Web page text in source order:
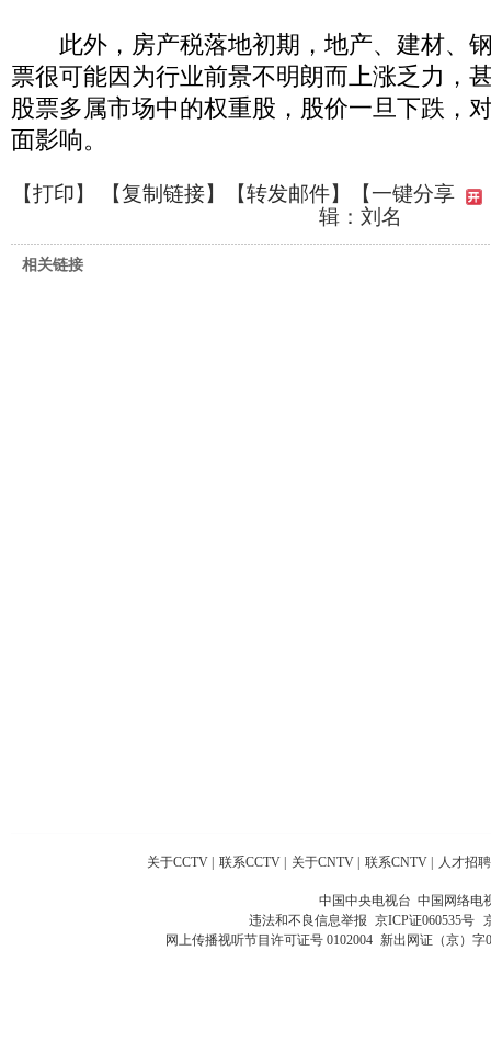
此外，房产税落地初期，地产、建材、
票很可能因为行业前景不明朗而上涨乏力，
股票多属市场中的权重股，股价一旦下跌，
面影响。
【打印】 【复制链接】【转发邮件】
【一键分享
辑：刘名
相关链接
关于CCTV 联系CCTV 关于CNTV 联系CNTV 人才招聘
中国中央电视台 中国网络电
违法和不良信息举报 京ICP证060535号
网上传播视听节目许可证号 0102004 新出网证（京）